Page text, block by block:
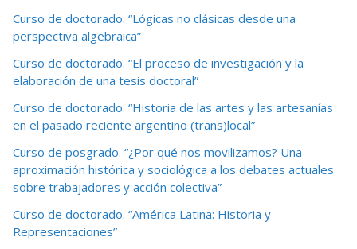
Curso de doctorado. “Lógicas no clásicas desde una
perspectiva algebraica”
Curso de doctorado. “El proceso de investigación y la
elaboración de una tesis doctoral”
Curso de doctorado. “Historia de las artes y las artesanías
en el pasado reciente argentino (trans)local”
Curso de posgrado. “¿Por qué nos movilizamos? Una
aproximación histórica y sociológica a los debates actuales
sobre trabajadores y acción colectiva”
Curso de doctorado. “América Latina: Historia y
Representaciones”